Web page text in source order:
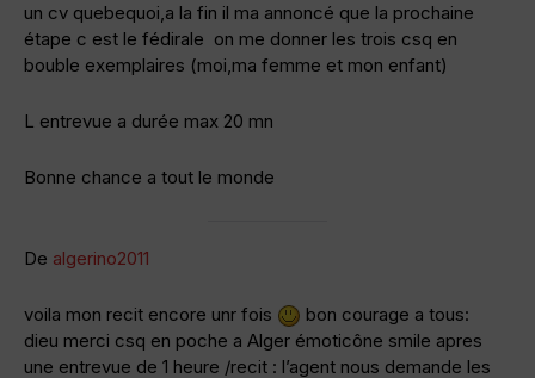
un cv quebequoi,a la fin il ma annoncé que la prochaine
étape c est le fédirale on me donner les trois csq en
bouble exemplaires (moi,ma femme et mon enfant)
L entrevue a durée max 20 mn
Bonne chance a tout le monde
De algerino2011
voila mon recit encore unr fois
bon courage a tous:
dieu merci csq en poche a Alger émoticône smile apres
une entrevue de 1 heure /recit : l’agent nous demande les